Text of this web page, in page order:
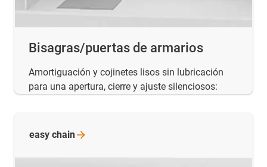
Bisagras/puertas de armarios
Amortiguación y cojinetes lisos sin lubricación
para una apertura, cierre y ajuste silenciosos:
easy chain